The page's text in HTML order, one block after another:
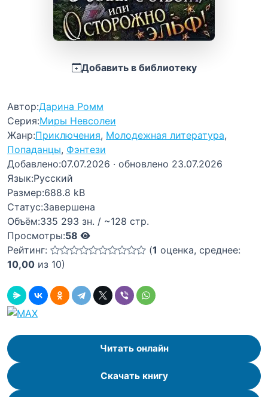
Добавить в библиотеку
Автор:Дарина Ромм
Серия:Миры Невсолеи
Жанр:Приключения, Молодежная литература,
Попаданцы, Фэнтези
Добавлено:07.07.2026 · обновлено 23.07.2026
Язык:Русский
Размер:688.8 kB
Статус:Завершена
Объём:335 293 зн. / ~128 стр.
Просмотры:58
Рейтинг:
(1 оценка, среднее:
10,00 из 10)
Читать онлайн
Скачать книгу